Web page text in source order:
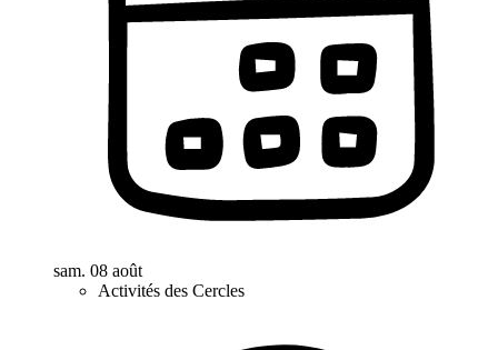
sam. 08 août
Activités des Cercles